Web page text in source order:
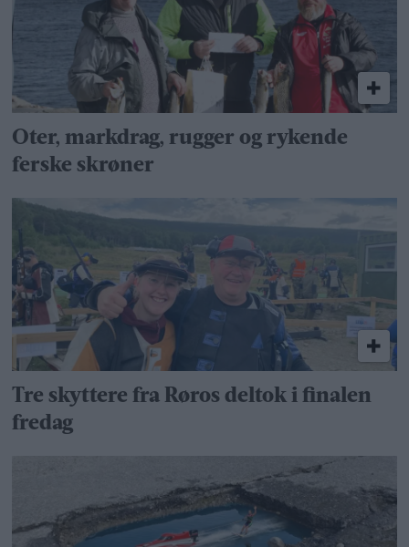
Oter, markdrag, rugger og rykende
ferske skrøner
Tre skyttere fra Røros deltok i finalen
fredag